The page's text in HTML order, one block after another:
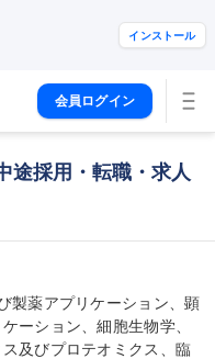
インストール
会員ログイン
途採用・転職・求人
製薬アプリケーション、顕
ーション、細胞生物学、
及びプロテオミクス、臨